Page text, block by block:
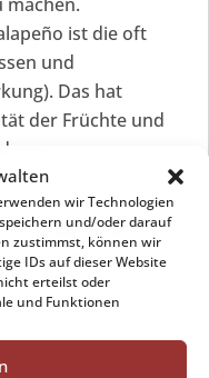
wir Technologien
und/oder darauf
zustimmst, können wir
IDs auf dieser Website
erteilst oder
und Funktionen
ist die oft
und
Das hat
der Früchte und
viele wertvolle
Chili-Pflanze